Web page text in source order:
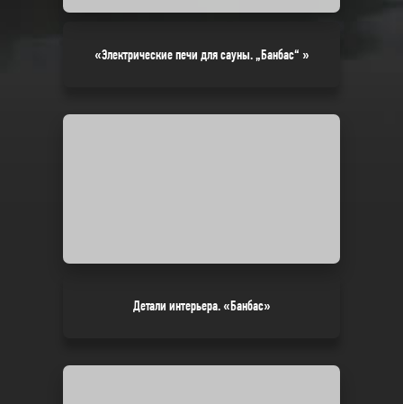
«Электрические печи для сауны. „Банбас“ »
Детали интерьера. «Банбас»